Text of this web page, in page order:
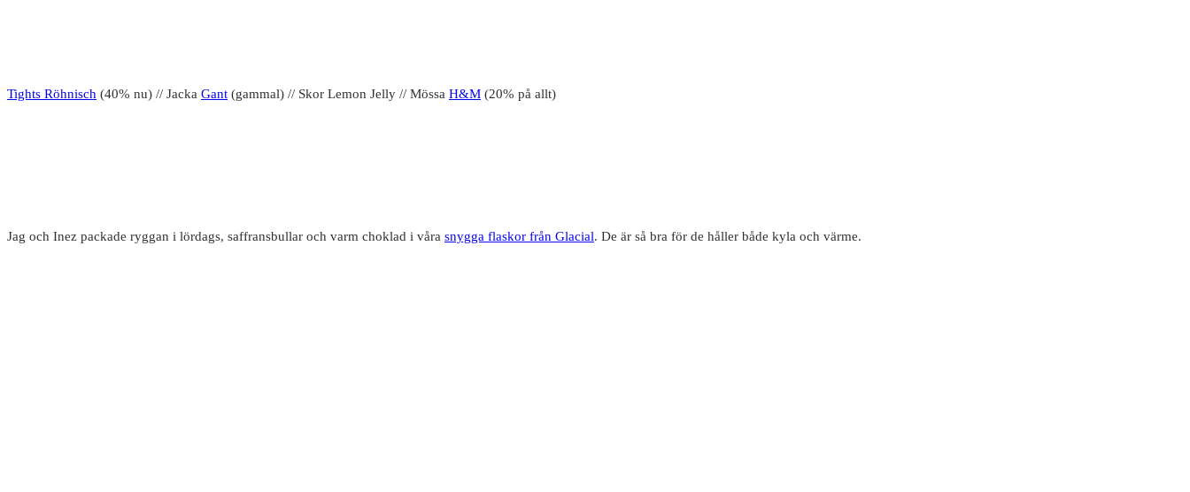
Tights Röhnisch (40% nu) // Jacka Gant (gammal) // Skor Lemon Jelly // Mössa H&M (20% på allt)
Jag och Inez packade ryggan i lördags, saffransbullar och varm choklad i våra snygga flaskor från Glacial. De är så bra för de håller både kyla och värme.